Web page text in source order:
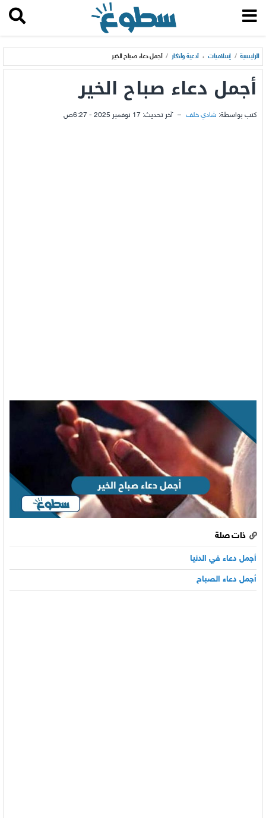
الرئيسية / إسلاميات ، أدعية وأذكار / أجمل دعاء صباح الخير
أجمل دعاء صباح الخير
كتب بواسطة: شادي خلف – آخر تحديث: 17 نوفمبر 2025 - 6:27ص
ذات صلة
أجمل دعاء في الدنيا
أجمل دعاء الصباح